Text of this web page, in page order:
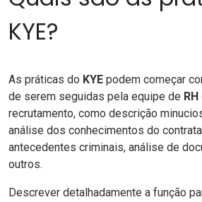
KYE?
As práticas do KYE podem começar
de serem seguidas pela equipe de RH
recrutamento, como descrição
análise dos conhecimentos do
antecedentes criminais, análise de
outros.
Descrever detalhadamente a função